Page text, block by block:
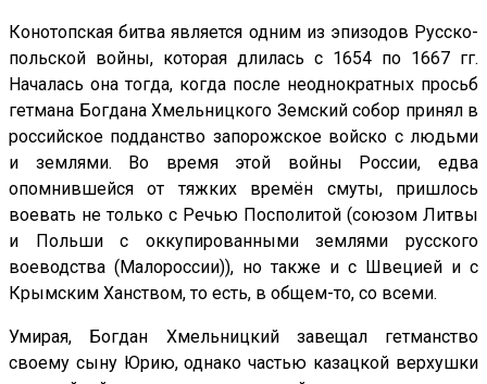
Конотопская битва является одним из эпизодов Русско-
польской войны, которая длилась с 1654 по 1667 гг.
Началась она тогда, когда после неоднократных просьб
гетмана Богдана Хмельницкого Земский собор принял в
российское подданство запорожское войско с людьми
и землями. Во время этой войны России, едва
опомнившейся от тяжких времён смуты, пришлось
воевать не только с Речью Посполитой (союзом Литвы
и Польши с оккупированными землями русского
воеводства (Малороссии)), но также и с Швецией и с
Крымским Ханством, то есть, в общем-то, со всеми.
Умирая, Богдан Хмельницкий завещал гетманство
своему сыну Юрию, однако частью казацкой верхушки